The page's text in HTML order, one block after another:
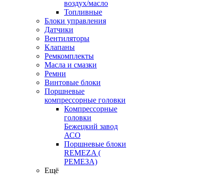
воздух/масло
Топливные
Блоки управления
Датчики
Вентиляторы
Клапаны
Ремкомплекты
Масла и смазки
Ремни
Винтовые блоки
Поршневые
компрессорные головки
Компрессорные
головки
Бежецкий завод
АСО
Поршневые блоки
REMEZA (
РЕМЕЗА)
Ещё